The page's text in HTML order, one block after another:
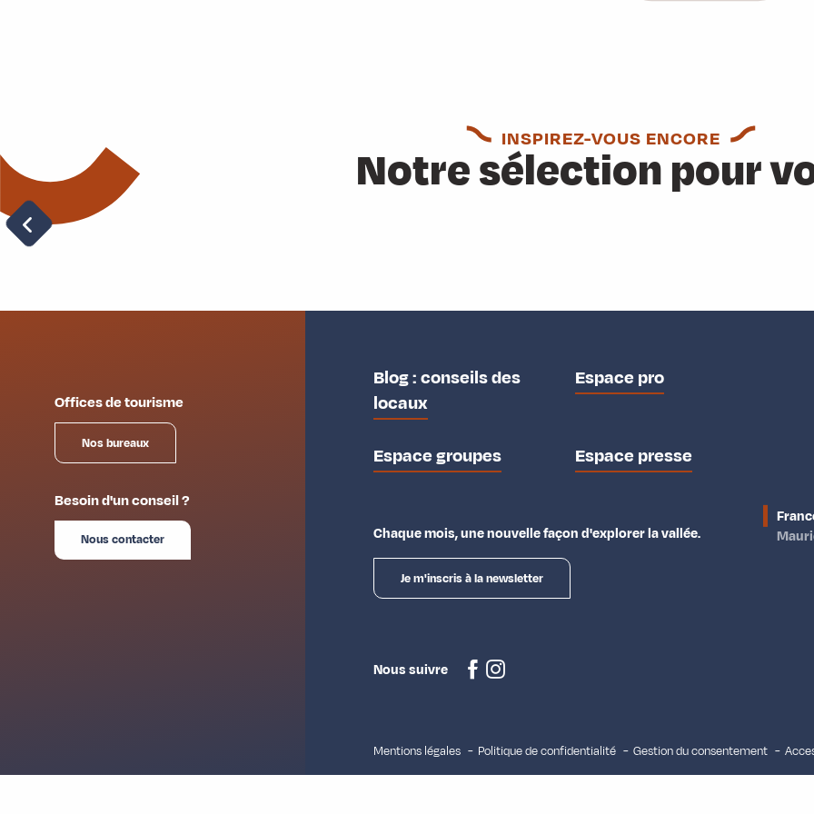
INSPIREZ-VOUS ENCORE
Notre sélection pour
Réservez votre séjour
Offices de tourisme
Nos bureaux
Besoin d'un conseil ?
Nous contacter
Blog : conseils des
locaux
Espace pro
Espace groupes Espace presse
Chaque mois, une nouvelle façon d'explorer la vallée.
Je m'inscris à la newsletter
Nous suivre
Mentions légales Politique de confidentialité Gestion du consentement